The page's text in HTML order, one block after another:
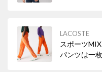
LACOSTE
スポーツ
パンツは一